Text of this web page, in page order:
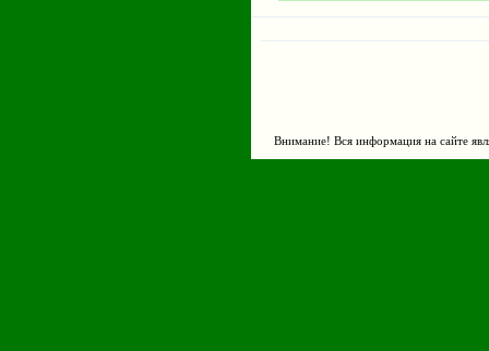
Внимание! Вся информация на сайте